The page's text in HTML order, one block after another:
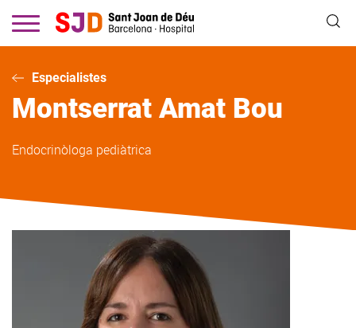
contingut
Especialistes
Montserrat Amat Bou
Endocrinòloga pediàtrica